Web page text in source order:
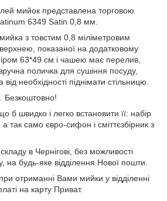
мийок представлена торговою
6349 Satin 0,8 мм.
з товстим 0,8 міліметровим
показаної на додатковому
63*49 см і чашею має перелив,
поличка для сушіння посуду,
необхідності піднімати стільницю.
Безкоштовно!
б швидко і легко встановити її: набір
так само євро-сифон і сміттєзбірник з
в Чернігові, без можливості
на будь-яке відділення Нової пошти.
отриманні Вами мийки у відділенні
на карту Приват.